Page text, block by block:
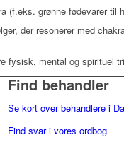
(f.eks. grønne fødevarer til
der resonerer med
fysisk, mental og spirituel
Find behandler
Se kort over behandlere i
Find svar i vores ordbog